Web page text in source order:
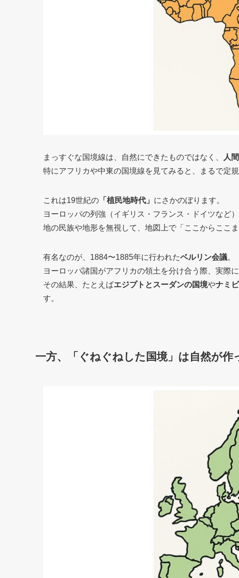
まっすぐな国境線は、自然にできたものではなく、 人
特にアフリカや中東の国境線を見てみると、まるで定
これは19世紀の 「植民地時代」 にさかのぼります。
ヨーロッパの列強（イギリス・フランス・ドイツなど
地の民族や地形を無視して、地図上で「ここからここ
有名なのが、1884〜1885年に行われたベルリン会議。
ヨーロッパ諸国がアフリカの領土を分け合う際、実際
その結果、たとえばエジプトとスーダンの国境やナミ
す。
一方、「ぐねぐねした国境」は自然が作